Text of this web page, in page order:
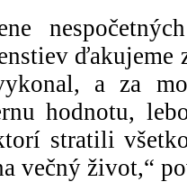
ďakujeme
a za
hodnotu,
stratili
večný život,“